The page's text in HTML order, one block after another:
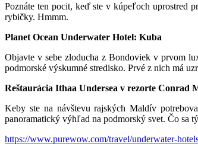
Poznáte ten pocit, keď ste v kúpeľoch uprostred
rybičky. Hmmm.
Planet Ocean Underwater Hotel: Kuba
Objavte v sebe zloducha z Bondoviek v prvom
podmorské výskumné stredisko. Prvé z nich má
Reštaurácia Ithaa Undersea v rezorte Conrad
Keby ste na návštevu rajských Maldív
panoramatický výhľad na podmorský svet. Čo sa
https://www.purewow.com/travel/underwater-